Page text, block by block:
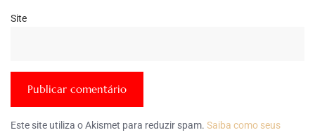
Site
Este site utiliza o Akismet para reduzir spam. Saiba como seus